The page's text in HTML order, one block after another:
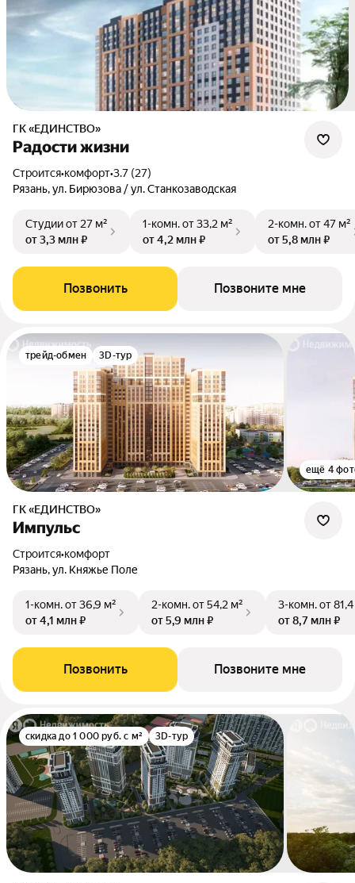
ГК «ЕДИНСТВО»
Радости жизни
Строится•комфорт•3.7 (27)
Рязань, ул. Бирюзова / ул. Станкозаводская
Студииот 27 м²
от 3,3 млн ₽
1-комн.от 33,2 м²
от 4,2 млн ₽
2-комн.от 47 м²
от 5,8 млн ₽
Позвонить Позвоните мне
трейд-обмен 3D-тур
ещё 4
ГК «ЕДИНСТВО»
Импульс
Строится•комфорт
Рязань, ул. Княжье Поле
1-комн.от 36,9 м²
от 4,1 млн ₽
2-комн.от 54,2 м²
от 5,9 млн ₽
3-комн.от
от 8,7 млн ₽
Позвонить Позвоните мне
скидка до 1 000 руб. с м² 3D-тур